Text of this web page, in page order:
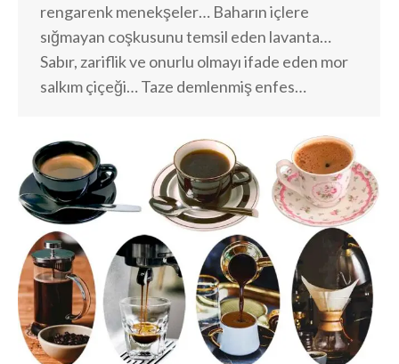
rengarenk menekşeler… Baharın içlere
sığmayan coşkusunu temsil eden lavanta…
Sabır, zariflik ve onurlu olmayı ifade eden mor
salkım çiçeği… Taze demlenmiş enfes…